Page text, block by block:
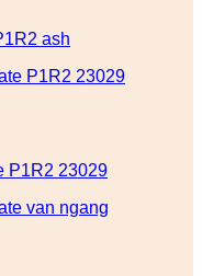
ash
P1R2 23029